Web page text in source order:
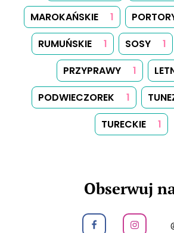
Kanał RSS
Mapa Strony Ciasteczka
Kontakt
Zresetuj preferencje
© 2026Yummy Recipes UK–
zastrzeżone
Pełna treść lub jakakolwiek jej część nie
ani wykorzystywana w jakikolwiek
pisemnej zgody. Drukowanie przepisów
dozwolone.
Stworzony przy użyciuHugo, Przez